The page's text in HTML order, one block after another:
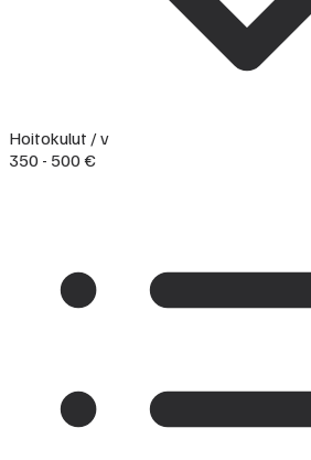
Hoitokulut / v
350 - 500 €